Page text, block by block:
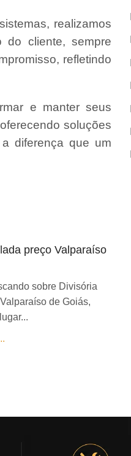
realizamos
do cliente, sempre
refletindo
e manter seus
soluções
diferença que um
preço Valparaíso
sobre Divisória
de Goiás,